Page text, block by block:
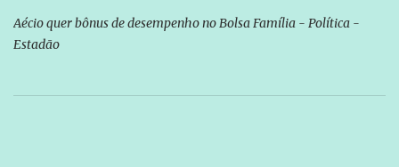
Aécio quer bônus de desempenho no Bolsa Família - Política -
Estadão